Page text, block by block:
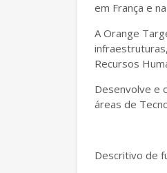
em França e
A Orange
Recursos
Desenvolve e
áreas de
Descritivo de